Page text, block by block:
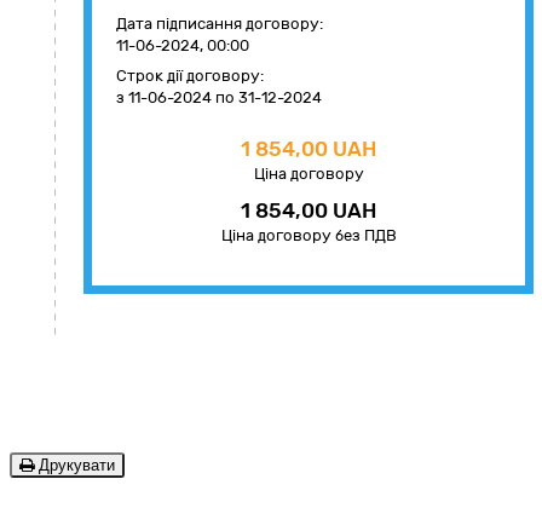
Дата підписання договору:
11-06-2024, 00:00
Строк дії договору:
з 11-06-2024 по 31-12-2024
1 854,00 UAH
Ціна договору
1 854,00 UAH
Ціна договору без ПДВ
Друкувати